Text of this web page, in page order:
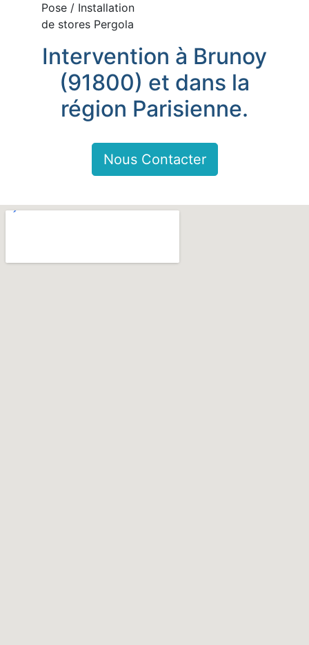
Pose / Installation
de stores Pergola
Intervention à Brunoy
(91800) et dans la
région Parisienne.
Nous Contacter